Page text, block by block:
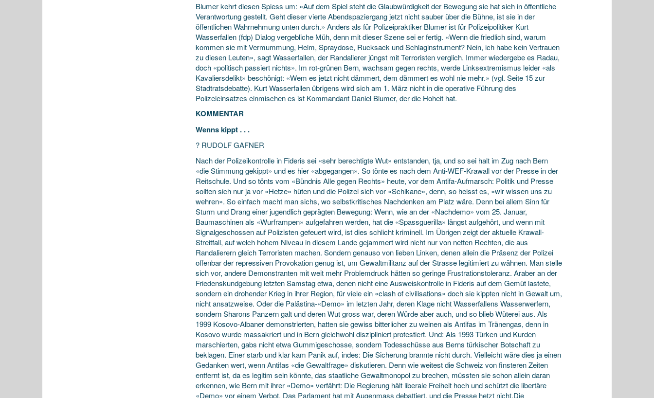
Blumer kehrt diesen Spiess um: «Auf dem Spiel steht die Glaubwürdigkeit der Bewegung sie hat sich in öffentliche
Verantwortung gestellt. Geht dieser vierte Abendspaziergang jetzt nicht sauber über die Bühne, ist sie in der
öffentlichen Wahrnehmung unten durch.» Anders als für Polizeipraktiker Blumer ist für Polizeipolitiker Kurt
Wasserfallen (fdp) Dialog vergebliche Müh, denn mit dieser Szene sei er fertig. «Wenn die friedlich sind, warum
kommen sie mit Vermummung, Helm, Spraydose, Rucksack und Schlaginstrument? Nein, ich habe kein Vertrauen
zu diesen Leuten», sagt Wasserfallen, der Randalierer jüngst mit Terroristen verglich. Immer wiedergebe es Radau,
doch «politisch passiert nichts». Im rot-grünen Bern, wachsam gegen rechts, werde Linksextremismus leider «als
Kavaliersdelikt» beschönigt: «Wem es jetzt nicht dämmert, dem dämmert es wohl nie mehr.» (vgl. Seite 15 zur
Stadtratsdebatte). Kurt Wasserfallen übrigens wird sich am 1. März nicht in die operative Führung des
Polizeieinsatzes einmischen es ist Kommandant Daniel Blumer, der die Hoheit hat.
KOMMENTAR
Wenns kippt . . .
? RUDOLF GAFNER
Nach der Polizeikontrolle in Fideris sei «sehr berechtigte Wut» entstanden, tja, und so sei halt im Zug nach Bern
«die Stimmung gekippt» und es hier «abgegangen». So tönte es nach dem Anti-WEF-Krawall vor der Presse in der
Reitschule. Und so tönts vom «Bündnis Alle gegen Rechts» heute, vor dem Antifa-Aufmarsch: Politik und Presse
sollten sich nur ja vor «Hetze» hüten und die Polizei sich vor «Schikane», denn, so heisst es, «wir wissen uns zu
wehren». So einfach macht man sichs, wo selbstkritisches Nachdenken am Platz wäre. Denn bei allem Sinn für
Sturm und Drang einer jugendlich geprägten Bewegung: Wenn, wie an der «Nachdemo» vom 25. Januar,
Baumaschinen als «Wurframpen» aufgefahren werden, hat die «Spassguerilla» längst aufgehört, und wenn mit
Signalgeschossen auf Polizisten gefeuert wird, ist dies schlicht kriminell. Im Übrigen zeigt der aktuelle Krawall-
Streitfall, auf welch hohem Niveau in diesem Lande gejammert wird nicht nur von netten Rechten, die aus
Randalierern gleich Terroristen machen. Sondern genauso von lieben Linken, denen allein die Präsenz der Polizei
offenbar der repressiven Provokation genug ist, um Gewaltmilitanz auf der Strasse legitimiert zu wähnen. Man stelle
sich vor, andere Demonstranten mit weit mehr Problemdruck hätten so geringe Frustrationstoleranz. Araber an der
Friedenskundgebung letzten Samstag etwa, denen nicht eine Ausweiskontrolle in Fideris auf dem Gemüt lastete,
sondern ein drohender Krieg in ihrer Region, für viele ein «clash of civilisations» doch sie kippten nicht in Gewalt um,
nicht ansatzweise. Oder die Palästina-«Demo» im letzten Jahr, deren Klage nicht Wasserfallens Wasserwerfern,
sondern Sharons Panzern galt und deren Wut gross war, deren Würde aber auch, und so blieb Wüterei aus. Als
1999 Kosovo-Albaner demonstrierten, hatten sie gewiss bitterlicher zu weinen als Antifas im Tränengas, denn in
Kosovo wurde massakriert und in Bern gleichwohl diszipliniert protestiert. Und: Als 1993 Türken und Kurden
marschierten, gabs nicht etwa Gummigeschosse, sondern Todesschüsse aus Berns türkischer Botschaft zu
beklagen. Einer starb und klar kam Panik auf, indes: Die Sicherung brannte nicht durch. Vielleicht wäre dies ja einen
Gedanken wert, wenn Antifas «die Gewaltfrage» diskutieren. Denn wie weitest die Schweiz von finsteren Zeiten
entfernt ist, da es legitim sein könnte, das staatliche Gewaltmonopol zu brechen, müssten sie schon allein daran
erkennen, wie Bern mit ihrer «Demo» verfährt: Die Regierung hält liberale Freiheit hoch und schützt die libertäre
«Demo» vor einem Verbot. Das Parlament hat mit Augenmass debattiert, und die Presse hetzt nicht.Die